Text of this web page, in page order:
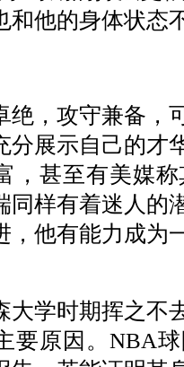
和他的身体状态
绝，攻守兼备，
分展示自己的才
，甚至有美媒
同样有着迷人的
，他有能力成为
大学时期挥之不
要原因。NBA